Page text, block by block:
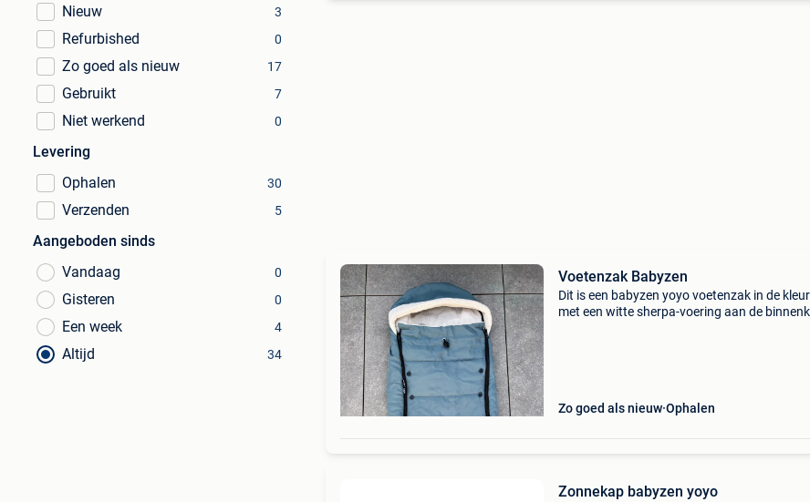
Nieuw
3
Refurbished 0
Zo goed als nieuw 17
Gebruikt 7
Niet werkend 0
Levering
Ophalen
30
Verzenden 5
Aangeboden sinds
Vandaag
0
Gisteren 0
Een week 4
Altijd 34
Voetenzak Babyzen
Dit is een babyzen yoyo voetenzak in de
met een witte sherpa-voering aan de
Zo goed als nieuw Ophalen
Zonnekap babyzen yoyo